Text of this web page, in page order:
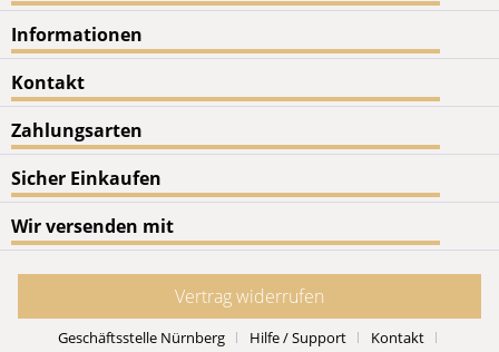
Informationen
Kontakt
Zahlungsarten
Sicher Einkaufen
Wir versenden mit
Vertrag widerrufen
Geschäftsstelle Nürnberg Hilfe / Support Kontakt